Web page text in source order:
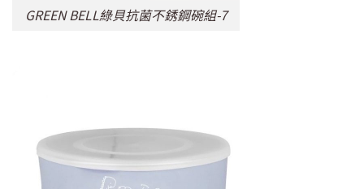
GREEN BELL綠貝抗菌不銹鋼碗組-7